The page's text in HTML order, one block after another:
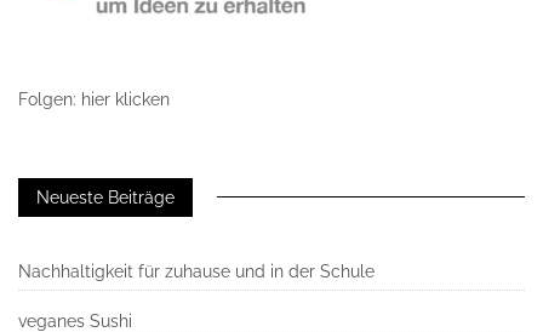
Folgen: hier klicken
Neueste Beiträge
Nachhaltigkeit für zuhause und in der Schule
veganes Sushi